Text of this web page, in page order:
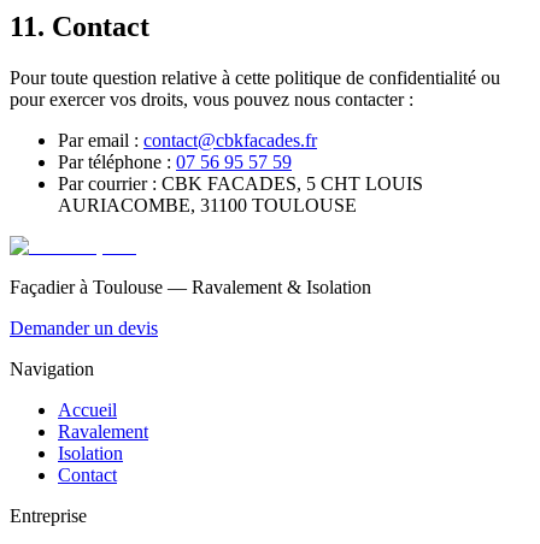
11. Contact
Pour toute question relative à cette politique de confidentialité ou
pour exercer vos droits, vous pouvez nous contacter :
Par email : contact@cbkfacades.fr
Par téléphone : 07 56 95 57 59
Par courrier : CBK FACADES, 5 CHT LOUIS
AURIACOMBE, 31100 TOULOUSE
Façadier à Toulouse — Ravalement & Isolation
Demander un devis
Navigation
Accueil
Ravalement
Isolation
Contact
Entreprise